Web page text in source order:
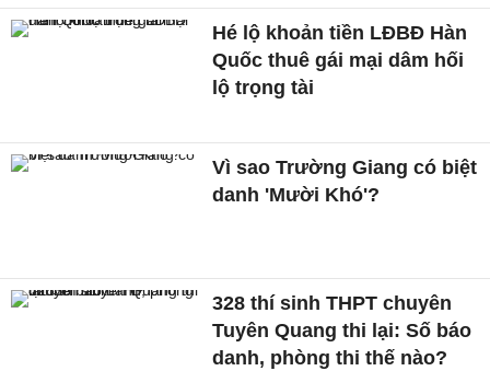
Hé lộ khoản tiền LĐBĐ Hàn
Quốc thuê gái mại dâm hối
lộ trọng tài
Vì sao Trường Giang có biệt
danh 'Mười Khó'?
328 thí sinh THPT chuyên
Tuyên Quang thi lại: Số báo
danh, phòng thi thế nào?